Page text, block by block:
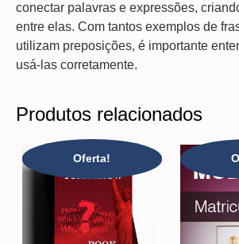
conectar palavras e expressões,
entre elas. Com tantos exemplos de
utilizam preposições, é importante
usá-las corretamente.
Produtos relacionados
Oferta!